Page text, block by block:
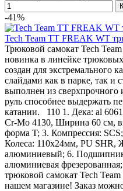
-41%
Tech Team TT FREAK WT
Трюковой самокат Tech
новинка в линейке
создан для экстремального
слайдами как в парке, так и
выполнен из
руль способнее выдержать
катании. 110 1. Дека: al
Cr-Mo 4130, Ширина 60 см,
форма T; 3. Компрессия:
Колеса: 110х24мм, PU SHR,
алюминиевый; 6.
алюминиевая
трюковой самокат Tech
нашем магазине! Заказ